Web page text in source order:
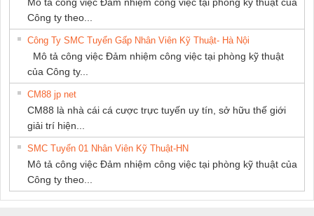
Công ty theo...
Công Ty SMC Tuyển Gấp Nhân Viên Kỹ Thuật- Hà Nội
Mô tả công việc Đảm nhiệm công việc tại phòng kỹ thuật
của Công ty...
CM88 jp net
CM88 là nhà cái cá cược trực tuyến uy tín, sở hữu thế giới
giải trí hiện...
SMC Tuyển 01 Nhân Viên Kỹ Thuật-HN
Mô tả công việc Đảm nhiệm công việc tại phòng kỹ thuật của
Công ty theo...